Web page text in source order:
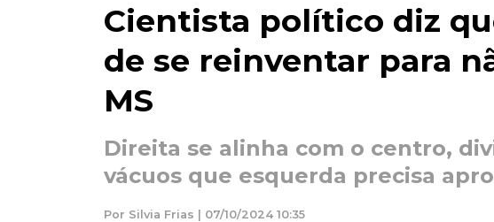
Cientista político diz
de se reinventar para
MS
Direita se alinha com o centro,
vácuos que esquerda precisa
Por Silvia Frias | 07/10/2024 10:35